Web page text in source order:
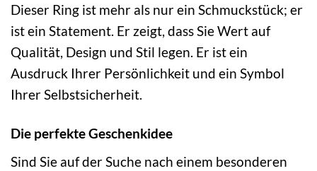
Dieser Ring ist mehr als nur ein Schmuckstück; er
ist ein Statement. Er zeigt, dass Sie Wert auf
Qualität, Design und Stil legen. Er ist ein
Ausdruck Ihrer Persönlichkeit und ein Symbol
Ihrer Selbstsicherheit.
Die perfekte Geschenkidee
Sind Sie auf der Suche nach einem besonderen